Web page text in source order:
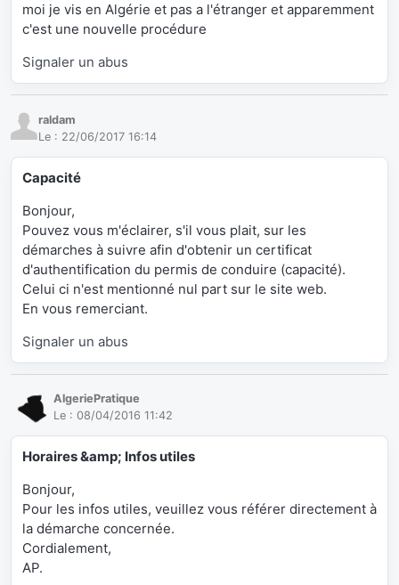
moi je vis en Algérie et pas a l'étranger et apparemment
c'est une nouvelle procédure
Signaler un abus
raldam
Le : 22/06/2017 16:14
Capacité
Bonjour,
Pouvez vous m'éclairer, s'il vous plait, sur les
démarches à suivre afin d'obtenir un certificat
d'authentification du permis de conduire (capacité).
Celui ci n'est mentionné nul part sur le site web.
En vous remerciant.
Signaler un abus
AlgeriePratique
Le : 08/04/2016 11:42
Horaires &amp; Infos utiles
Bonjour,
Pour les infos utiles, veuillez vous référer directement à
la démarche concernée.
Cordialement,
AP.